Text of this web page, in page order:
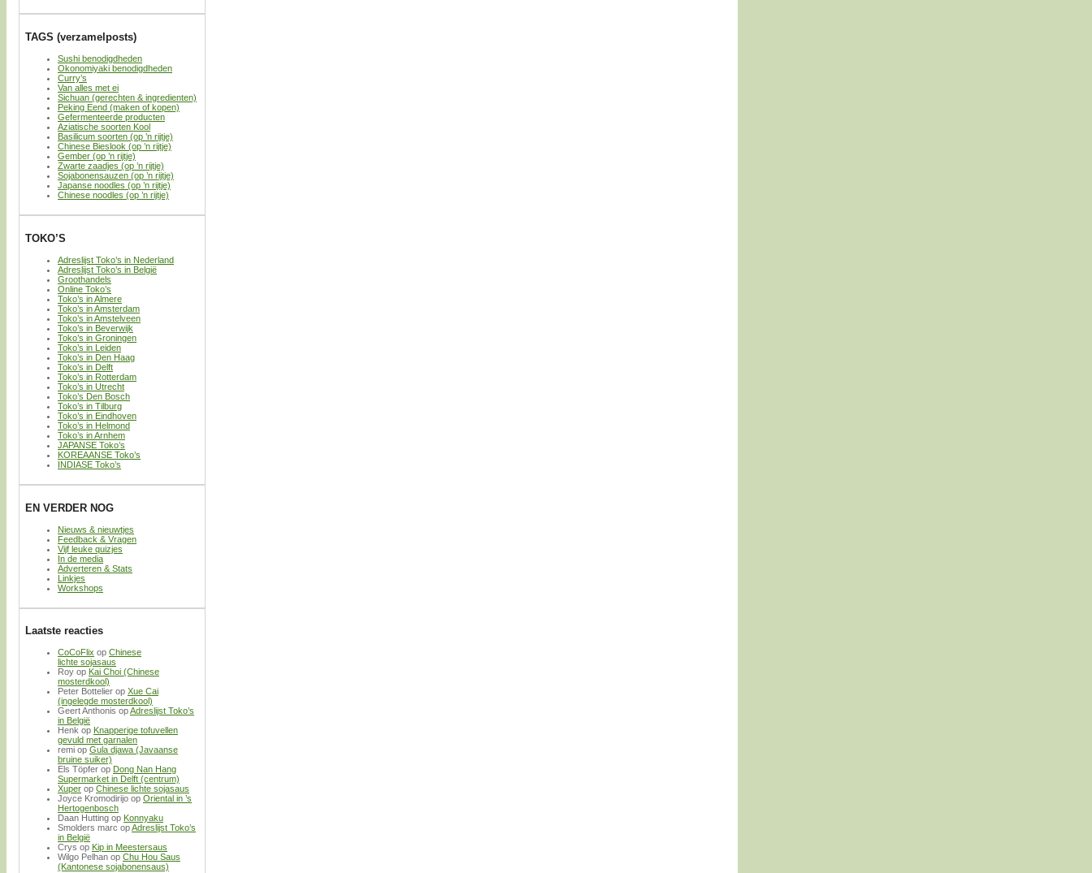
TAGS (verzamelposts)
Sushi benodigdheden
Okonomiyaki benodigdheden
Curry’s
Van alles met ei
Sichuan (gerechten & ingredienten)
Peking Eend (maken of kopen)
Gefermenteerde producten
Aziatische soorten Kool
Basilicum soorten (op ’n rijtje)
Chinese Bieslook (op ’n rijtje)
Gember (op ’n rijtje)
Zwarte zaadjes (op ’n rijtje)
Sojabonensauzen (op ’n rijtje)
Japanse noodles (op ’n rijtje)
Chinese noodles (op ’n rijtje)
TOKO’S
Adreslijst Toko’s in Nederland
Adreslijst Toko’s in België
Groothandels
Online Toko’s
Toko’s in Almere
Toko’s in Amsterdam
Toko’s in Amstelveen
Toko’s in Beverwijk
Toko’s in Groningen
Toko’s in Leiden
Toko’s in Den Haag
Toko’s in Delft
Toko’s in Rotterdam
Toko’s in Utrecht
Toko’s Den Bosch
Toko’s in Tilburg
Toko’s in Eindhoven
Toko’s in Helmond
Toko’s in Arnhem
JAPANSE Toko’s
KOREAANSE Toko’s
INDIASE Toko’s
EN VERDER NOG
Nieuws & nieuwtjes
Feedback & Vragen
Vijf leuke quizjes
In de media
Adverteren & Stats
Linkjes
Workshops
Laatste reacties
CoCoFlix op Chinese
lichte sojasaus
Roy op Kai Choi (Chinese
mosterdkool)
Peter Bottelier op Xue Cai
(ingelegde mosterdkool)
Geert Anthonis opAdreslijst Toko’s
in België
Henk op Knapperige tofuvellen
gevuld met garnalen
remi op Gula djawa (Javaanse
bruine suiker)
Els Töpfer op Dong Nan Hang
Supermarket in Delft (centrum)
Xuper op Chinese lichte sojasaus
Joyce Kromodirijo op Oriental in ’s
Hertogenbosch
Daan Hutting op Konnyaku
Smolders marc opAdreslijst Toko’s
in België
Crys op Kip in Meestersaus
Wilgo Pelhan op Chu Hou Saus
(Kantonese sojabonensaus)